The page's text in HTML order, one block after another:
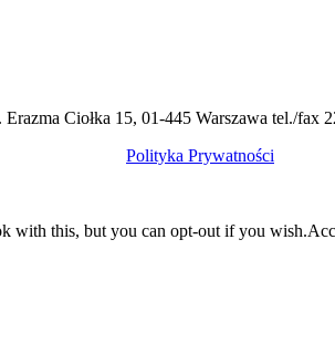
Erazma Ciołka 15, 01-445 Warszawa tel./fax
Polityka Prywatności
with this, but you can opt-out if you wish.